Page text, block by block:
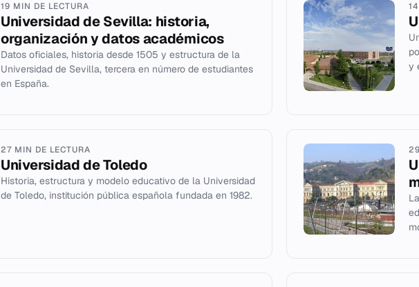
19 MIN DE LECTURA
Universidad de Sevilla: historia,
organización y datos académicos
Datos oficiales, historia desde 1505 y estructura de la
Universidad de Sevilla, tercera en número de estudiantes
en España.
y
27 MIN DE LECTURA
Universidad de Toledo
Historia, estructura y modelo educativo de la Universidad
de Toledo, institución pública española fundada en 1982.